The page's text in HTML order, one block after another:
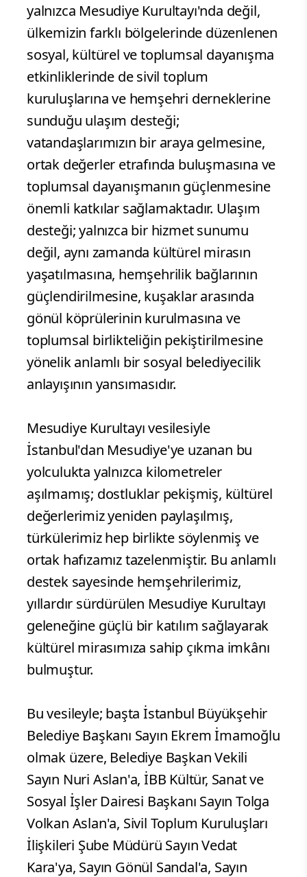
yalnızca Mesudiye Kurultayı'nda değil,
ülkemizin farklı bölgelerinde düzenlenen
sosyal, kültürel ve toplumsal dayanışma
etkinliklerinde de sivil toplum
kuruluşlarına ve hemşehri derneklerine
sunduğu ulaşım desteği;
vatandaşlarımızın bir araya gelmesine,
ortak değerler etrafında buluşmasına ve
toplumsal dayanışmanın güçlenmesine
önemli katkılar sağlamaktadır. Ulaşım
desteği; yalnızca bir hizmet sunumu
değil, aynı zamanda kültürel mirasın
yaşatılmasına, hemşehrilik bağlarının
güçlendirilmesine, kuşaklar arasında
gönül köprülerinin kurulmasına ve
toplumsal birlikteliğin pekiştirilmesine
yönelik anlamlı bir sosyal belediyecilik
anlayışının yansımasıdır.
Mesudiye Kurultayı vesilesiyle
İstanbul'dan Mesudiye'ye uzanan bu
yolculukta yalnızca kilometreler
aşılmamış; dostluklar pekişmiş, kültürel
değerlerimiz yeniden paylaşılmış,
türkülerimiz hep birlikte söylenmiş ve
ortak hafızamız tazelenmiştir. Bu anlamlı
destek sayesinde hemşehrilerimiz,
yıllardır sürdürülen Mesudiye Kurultayı
geleneğine güçlü bir katılım sağlayarak
kültürel mirasımıza sahip çıkma imkânı
bulmuştur.
Bu vesileyle; başta İstanbul Büyükşehir
Belediye Başkanı Sayın Ekrem İmamoğlu
olmak üzere, Belediye Başkan Vekili
Sayın Nuri Aslan'a, İBB Kültür, Sanat ve
Sosyal İşler Dairesi Başkanı Sayın Tolga
Volkan Aslan'a, Sivil Toplum Kuruluşları
İlişkileri Şube Müdürü Sayın Vedat
Kara'ya, Sayın Gönül Sandal'a, Sayın